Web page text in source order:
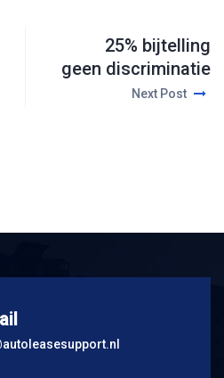
25% bijtelling
geen discriminatie
Next Post